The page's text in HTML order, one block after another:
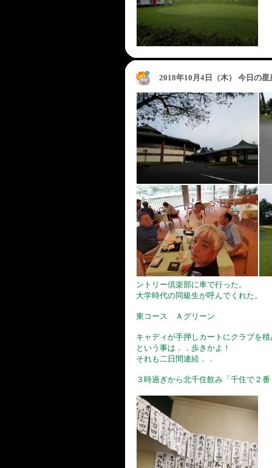
2018年10月4日（木） 今日の
ントリー倶楽部に車で行った。
大学時代の同級生が呼んでくれた。
東コース Ａグリーン
キャディが手押しカートにクラブを
という事は．．歩きかよ！
それも二日間連続．．
３時過ぎから北千住飲み「千住で２